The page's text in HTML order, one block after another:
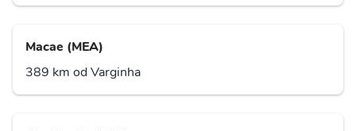
Macae (MEA)
389 km od Varginha